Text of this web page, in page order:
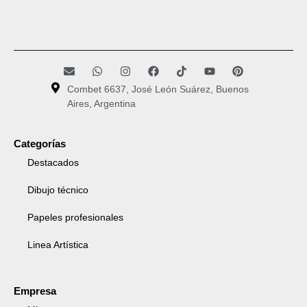
Combet 6637, José León Suárez, Buenos
Aires, Argentina
Categorías
Destacados
Dibujo técnico
Papeles profesionales
Linea Artística
Empresa